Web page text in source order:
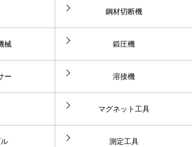
鋼材切断機
械 鍛圧機
ー 溶接機
マグネット工具
測定工具